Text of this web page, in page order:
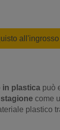
all'ingrosso
in plastica può
stagione come
plastico